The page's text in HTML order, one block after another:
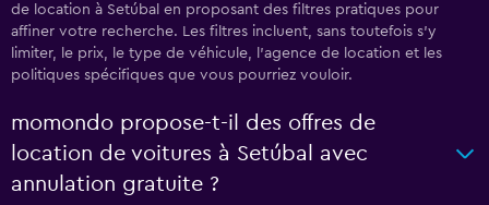
de location à Setúbal en proposant des filtres pratiques pour
affiner votre recherche. Les filtres incluent, sans toutefois s'y
limiter, le prix, le type de véhicule, l'agence de location et les
politiques spécifiques que vous pourriez vouloir.
momondo propose-t-il des offres de
location de voitures à Setúbal avec
annulation gratuite ?